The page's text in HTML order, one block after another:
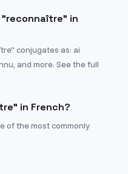
in
conjugates as: ai
and more. See the full
in French?
of the most commonly